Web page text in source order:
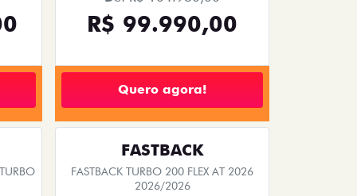
MOTORISTAS DE APLICATIVOS